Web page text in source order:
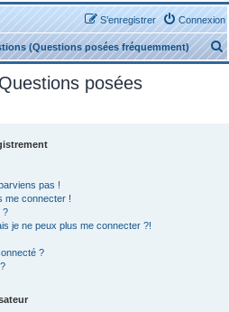
Connexion
S’enregistrer
(Questions posées fréquemment)
e
posées
pas !
me connecter !
?
je ne peux plus me connecter ?!
?